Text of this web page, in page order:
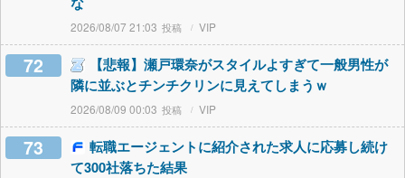
2026/08/07 21:03 VIP
72
【悲報】瀬戸環奈がスタイルよすぎて一般男性が
隣に並ぶとチンチクリンに見えてしまうｗ
2026/08/09 00:03 VIP
73
転職エージェントに紹介された求人に応募し続け
て300社落ちた結果